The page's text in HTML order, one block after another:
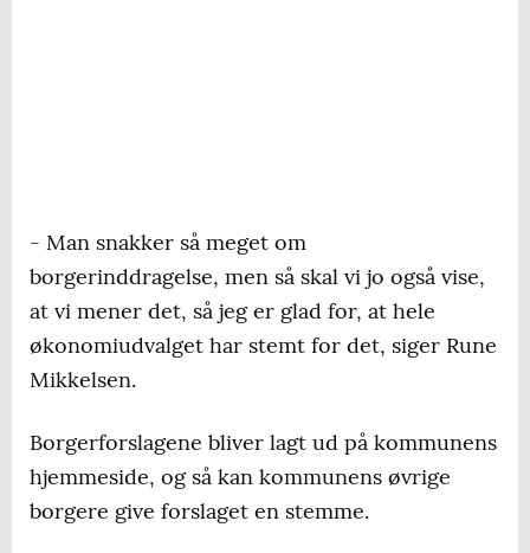
- Man snakker så meget om
borgerinddragelse, men så skal vi jo også vise,
at vi mener det, så jeg er glad for, at hele
økonomiudvalget har stemt for det, siger Rune
Mikkelsen.
Borgerforslagene bliver lagt ud på kommunens
hjemmeside, og så kan kommunens øvrige
borgere give forslaget en stemme.